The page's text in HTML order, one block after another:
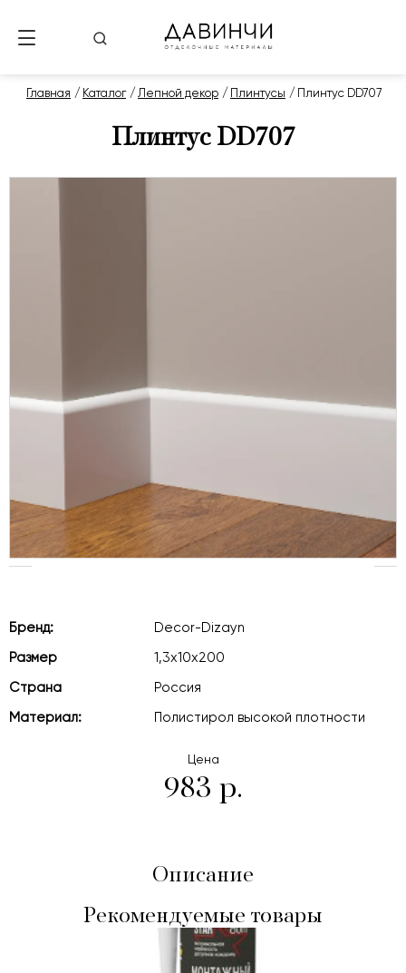
Главная Каталог Лепной декор Плинтусы Плинтус DD707
Плинтус DD707
Бренд:
Decor-Dizayn
Размер
1,3х10х200
Страна
Россия
Материал:
Полистирол высокой плотности
Цена
983 р.
Описание
Рекомендуемые товары